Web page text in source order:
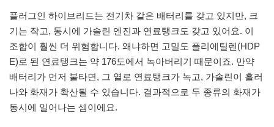
플러그인 하이브리드는 전기차 같은 배터리를 갖고 있지만, 크
기는 작고, 동시에 가솔린 엔진과 연료탱크도 갖고 있어요. 이
조합이 훨씬 더 위험합니다. 왜냐하면 고밀도 폴리에틸렌(HDP
E)로 된 연료탱크는 약 176도에서 녹아버리기 때문이죠. 만약
배터리가 먼저 불타면, 그 열로 연료탱크가 녹고, 가솔린이 흘러
나와 화재가 확산될 수 있습니다. 결과적으로 두 종류의 화재가
동시에 일어나는 셈이에요.